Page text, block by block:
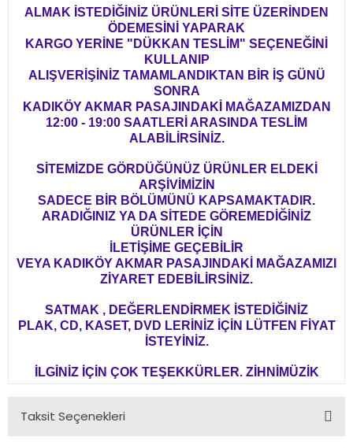
ALMAK İSTEDİĞİNİZ ÜRÜNLERİ SİTE ÜZERİNDEN
ÖDEMESİNİ YAPARAK
KARGO YERİNE "DÜKKAN TESLİM" SEÇENEĞİNİ
KULLANIP
ALIŞVERİŞİNİZ TAMAMLANDIKTAN BİR İŞ GÜNÜ
SONRA
KADIKÖY AKMAR PASAJINDAKİ MAĞAZAMIZDAN
12:00 - 19:00 SAATLERİ ARASINDA TESLİM
ALABİLİRSİNİZ.
SİTEMİZDE GÖRDÜĞÜNÜZ ÜRÜNLER ELDEKİ
ARŞİVİMİZİN
SADECE BİR BÖLÜMÜNÜ KAPSAMAKTADIR.
ARADIĞINIZ YA DA SİTEDE GÖREMEDİĞİNİZ
ÜRÜNLER İÇİN
İLETİŞİME GEÇEBİLİR
VEYA KADIKÖY AKMAR PASAJINDAKİ MAĞAZAMIZI
ZİYARET EDEBİLİRSİNİZ.
SATMAK , DEĞERLENDİRMEK İSTEDİĞİNİZ
PLAK, CD, KASET, DVD LERİNİZ İÇİN LÜTFEN FİYAT
İSTEYİNİZ.
İLGİNİZ İÇİN ÇOK TEŞEKKÜRLER. ZİHNİMÜZİK
Taksit Seçenekleri